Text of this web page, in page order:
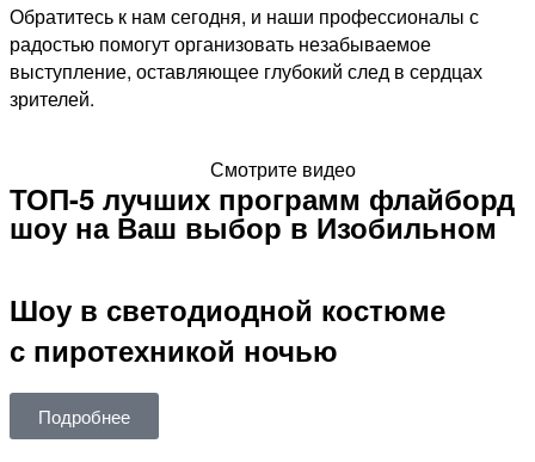
Обратитесь к нам сегодня, и наши профессионалы с
радостью помогут организовать незабываемое
выступление, оставляющее глубокий след в сердцах
зрителей.
Смотрите видео
ТОП-5 лучших программ флайборд
шоу на Ваш выбор в Изобильном
Шоу в светодиодной костюме
с пиротехникой ночью
Подробнее